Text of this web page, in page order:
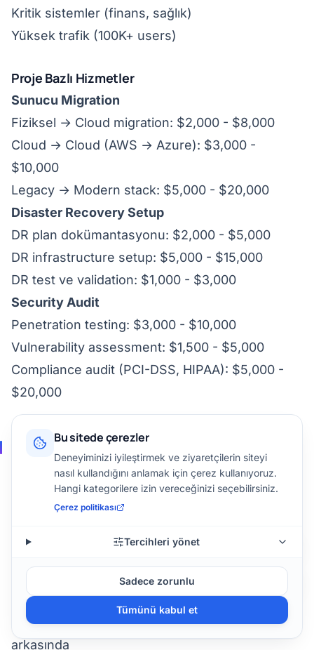
Kritik sistemler (finans, sağlık)
Yüksek trafik (100K+ users)
Proje Bazlı Hizmetler
Sunucu Migration
Fiziksel → Cloud migration: $2,000 - $8,000
Cloud → Cloud (AWS → Azure): $3,000 -
$10,000
Legacy → Modern stack: $5,000 - $20,000
Disaster Recovery Setup
DR plan dokümantasyonu: $2,000 - $5,000
DR infrastructure setup: $5,000 - $15,000
DR test ve validation: $1,000 - $3,000
Security Audit
Penetration testing: $3,000 - $10,000
Vulnerability assessment: $1,500 - $5,000
Compliance audit (PCI-DSS, HIPAA): $5,000 -
$20,000
Başarı Hikayeleri
Vaka: E-Ticaret Sitesi - Downtime’ı Sıfırlama
Müşteri:50,000+ günlük ziyaretçili e-ticaret
şikayetleri artıyor, güvenlik açıkları mevcut
Çözüm:
Load balancer (HAProxy) ile 3 web sunucusu
arkasında
Bu sitede çerezler
Deneyiminizi iyileştirmek ve ziyaretçilerin siteyi
nasıl kullandığını anlamak için çerez kullanıyoruz.
Hangi kategorilere izin vereceğinizi seçebilirsiniz.
Çerez politikası
Tercihleri yönet
Sadece zorunlu
Tümünü kabul et